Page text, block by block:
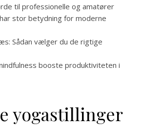
til professionelle og amatører
stor betydning for moderne
Sådan vælger du de rigtige
booste produktiviteten i
yogastillinger